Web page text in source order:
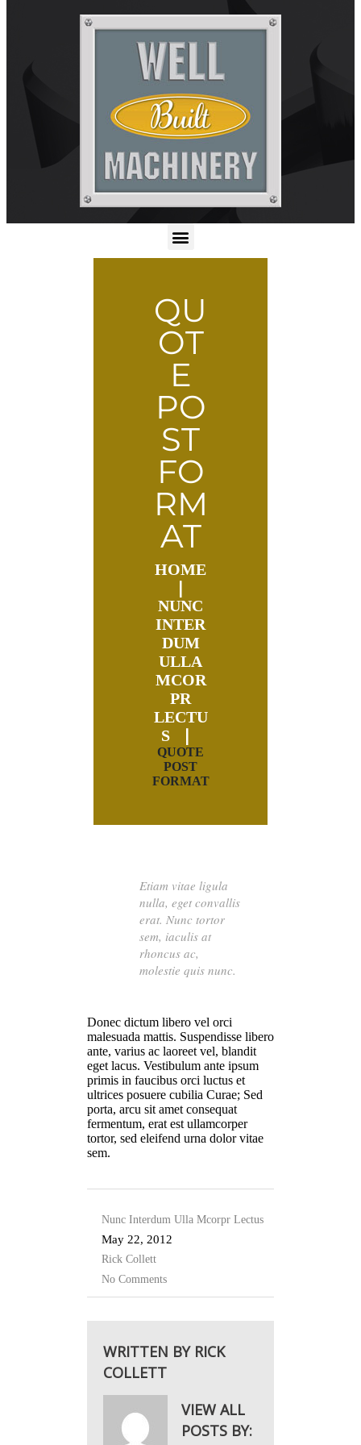
QU
OT
E
PO
ST
FO
RM
AT
HOME
NUNC
INTER
DUM
ULLA
MCOR
PR
LECTU
S
QUOTE
POST
FORMAT
Etiam vitae ligula
nulla, eget convallis
erat. Nunc tortor
sem, iaculis at
rhoncus ac,
molestie quis nunc.
Donec dictum libero vel orci
malesuada mattis. Suspendisse libero
ante, varius ac laoreet vel, blandit
eget lacus. Vestibulum ante ipsum
primis in faucibus orci luctus et
ultrices posuere cubilia Curae; Sed
porta, arcu sit amet consequat
fermentum, erat est ullamcorper
tortor, sed eleifend urna dolor vitae
sem.
Nunc Interdum Ulla Mcorpr Lectus
May 22, 2012
Rick Collett
No Comments
WRITTEN BY RICK
COLLETT
VIEW ALL
POSTS BY: